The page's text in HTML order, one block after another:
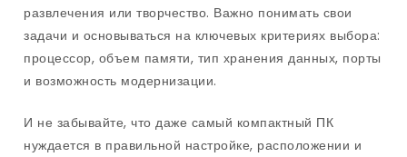
развлечения или творчество. Важно понимать свои
задачи и основываться на ключевых критериях выбора:
процессор, объем памяти, тип хранения данных, порты
и возможность модернизации.
И не забывайте, что даже самый компактный ПК
нуждается в правильной настройке, расположении и